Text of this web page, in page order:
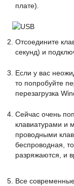
плате).
Отсоедините
секунд) и
Если у вас
то попробуйте
перезагрузка
Сейчас очень
клавиатурами и
проводными
беспроводная,
разряжаются, и
Все